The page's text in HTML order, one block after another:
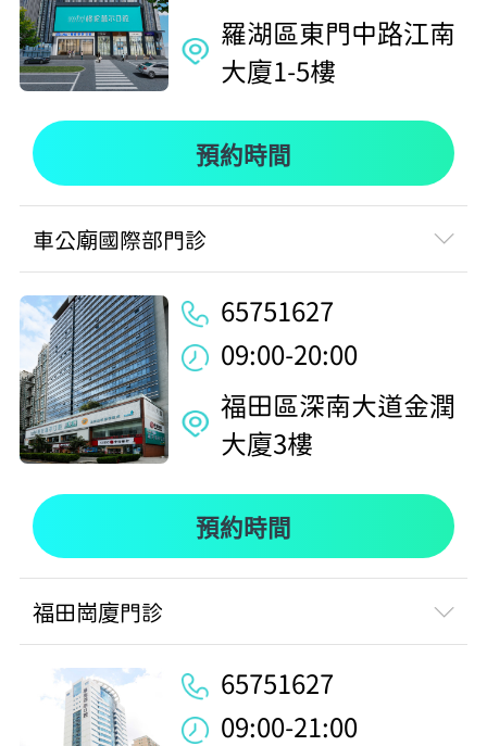
羅湖區東門中路江南
大廈1-5樓
預約時間
車公廟國際部門診
65751627
09:00-20:00
福田區深南大道金潤
大廈3樓
預約時間
福田崗廈門診
65751627
09:00-21:00